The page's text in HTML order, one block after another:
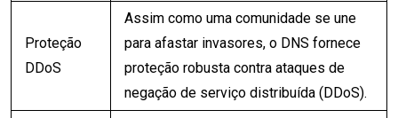
Proteção
DDoS
Assim como uma comunidade se une
para afastar invasores, o DNS fornece
proteção robusta contra ataques de
negação de serviço distribuída (DDoS).